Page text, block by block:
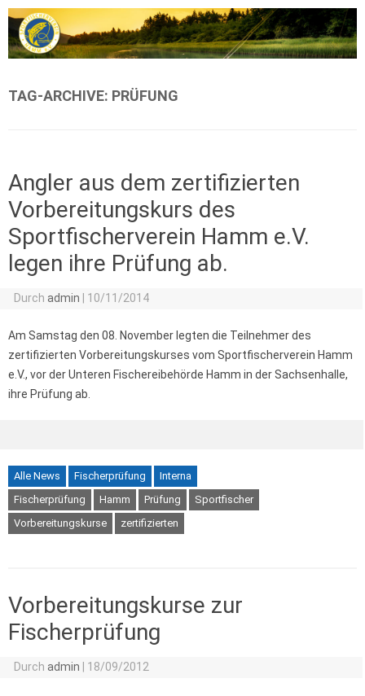
TAG-ARCHIVE: PRÜFUNG
Angler aus dem zertifizierten
Vorbereitungskurs des
Sportfischerverein Hamm e.V.
legen ihre Prüfung ab.
Durch admin 10/11/2014
Am Samstag den 08. November legten die Teilnehmer des
zertifizierten Vorbereitungskurses vom Sportfischerverein Hamm
e.V., vor der Unteren Fischereibehörde Hamm in der Sachsenhalle,
ihre Prüfung ab.
Alle News Fischerprüfung
Interna
Fischerprüfung
Hamm Prüfung
Sportfischer
Vorbereitungskurse
zertifizierten
Vorbereitungskurse zur
Fischerprüfung
Durch admin 18/09/2012